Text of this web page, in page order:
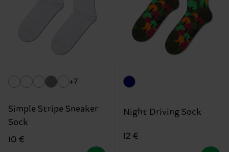
+7
Simple Stripe Sneaker
Sock
10 €
Night Driving Sock
12 €